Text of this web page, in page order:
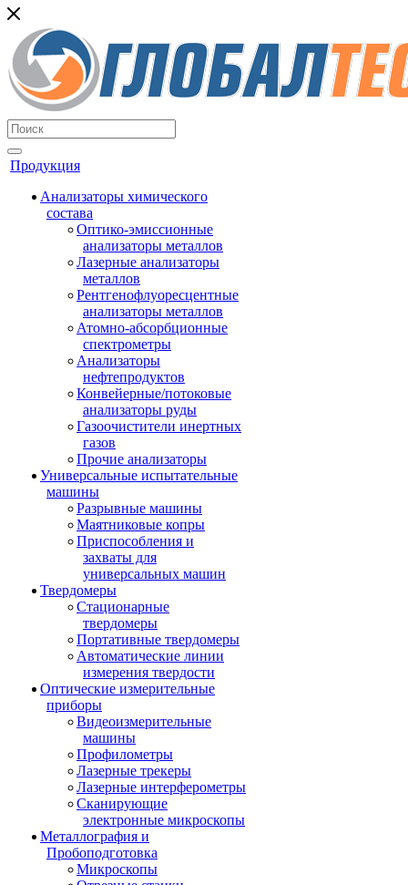
Продукция
Анализаторы химического
состава
Оптико-эмиссионные
анализаторы металлов
Лазерные анализаторы
металлов
Рентгенофлуоресцентные
анализаторы металлов
Атомно-абсорбционные
спектрометры
Анализаторы
нефтепродуктов
Конвейерные/потоковые
анализаторы руды
Газоочистители инертных
газов
Прочие анализаторы
Универсальные испытательные
машины
Разрывные машины
Маятниковые копры
Приспособления и
захваты для
универсальных машин
Твердомеры
Стационарные
твердомеры
Портативные твердомеры
Автоматические линии
измерения твердости
Оптические измерительные
приборы
Видеоизмерительные
машины
Профилометры
Лазерные трекеры
Лазерные интерферометры
Сканирующие
электронные микроскопы
Металлография и
Пробоподготовка
Микроскопы